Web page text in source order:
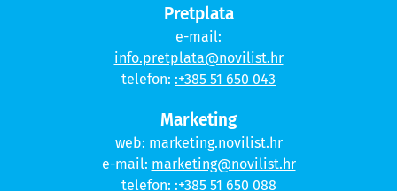
Pretplata
e-mail:
info.pretplata@novilist.hr
telefon: :+385 51 650 043
Marketing
web: marketing.novilist.hr
e-mail: marketing@novilist.hr
telefon: :+385 51 650 088